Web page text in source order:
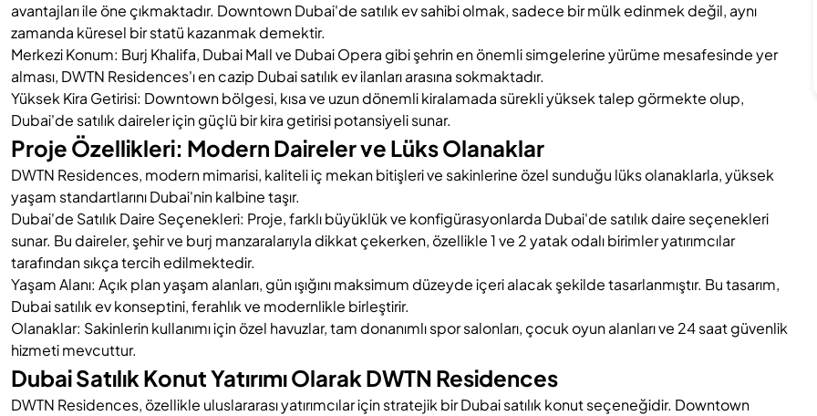
avantajları ile öne çıkmaktadır. Downtown Dubai'de satılık ev sahibi olmak, sadece bir mülk edinmek değil, aynı
zamanda küresel bir statü kazanmak demektir.
Merkezi Konum: Burj Khalifa, Dubai Mall ve Dubai Opera gibi şehrin en önemli simgelerine yürüme mesafesinde yer
alması, DWTN Residences'ı en cazip Dubai satılık ev ilanlarıarasına sokmaktadır.
Yüksek Kira Getirisi: Downtown bölgesi, kısa ve uzun dönemli kiralamada sürekli yüksek talep görmekte olup,
Dubai'de satılık daireler için güçlü bir kira getirisi potansiyeli sunar.
Proje Özellikleri: Modern Daireler ve Lüks Olanaklar
DWTN Residences, modern mimarisi, kaliteli iç mekan bitişleri ve sakinlerine özel sunduğu lüks olanaklarla, yüksek
yaşam standartlarını Dubai'nin kalbine taşır.
Dubai'de Satılık Daire Seçenekleri: Proje, farklı büyüklük ve konfigürasyonlarda Dubai'de satılık daire seçenekleri
sunar. Bu daireler, şehir ve burj manzaralarıyla dikkat çekerken, özellikle 1 ve 2 yatak odalı birimler yatırımcılar
tarafından sıkça tercih edilmektedir.
Yaşam Alanı: Açık plan yaşam alanları, gün ışığını maksimum düzeyde içeri alacak şekilde tasarlanmıştır. Bu tasarım,
Dubai satılık ev konseptini, ferahlık ve modernlikle birleştirir.
Olanaklar: Sakinlerin kullanımı için özel havuzlar, tam donanımlı spor salonları, çocuk oyun alanları ve 24 saat güvenlik
hizmeti mevcuttur.
Dubai Satılık Konut Yatırımı Olarak DWTN Residences
DWTN Residences, özellikle uluslararası yatırımcılar için stratejik bir Dubai satılık konut seçeneğidir. Downtown